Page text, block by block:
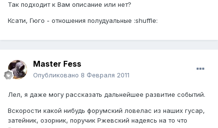
Так подходит к Вам описание или нет?
Ксати, Гюго - отношения полудуальные :shuffle:
Master Fess
Опубликовано 8 Февраля 2011
Лел, я даже могу рассказать дальнейшее развитие событий.
Вскорости какой нибудь форумский ловелас из наших гусар,
затейник, озорник, поручик Ржевский надеясь на то что